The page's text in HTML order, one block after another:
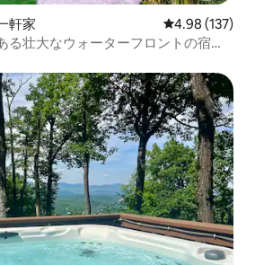
軒家 レビュー137
4.98 (137)
る壮大なウォーターフロントの宿泊